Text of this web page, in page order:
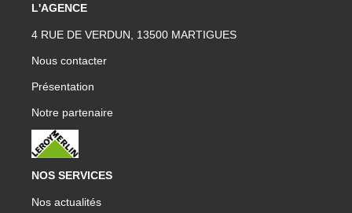
L'AGENCE
4 RUE DE VERDUN, 13500 MARTIGUES
Nous contacter
Présentation
Notre partenaire
NOS SERVICES
Nos actualités